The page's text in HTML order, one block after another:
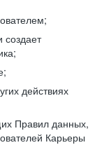
создает
действиях
Правил данных,
Карьеры